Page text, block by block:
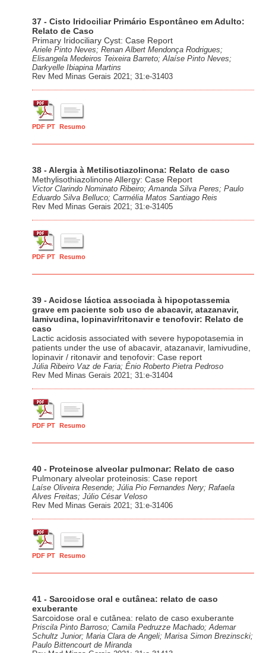
37 - Cisto Iridociliar Primário Espontâneo em Adulto:
Relato de Caso
Primary Iridociliary Cyst: Case Report
Ariele Pinto Neves; Renan Albert Mendonça Rodrigues;
Elisangela Medeiros Teixeira Barreto; Alaíse Pinto Neves;
Darkyelle Ibiapina Martins
Rev Med Minas Gerais 2021; 31:e-31403
PDF PT Resumo
38 - Alergia à Metilisotiazolinona: Relato de caso
Methylisothiazolinone Allergy: Case Report
Victor Clarindo Nominato Ribeiro; Amanda Silva Peres; Paulo
Eduardo Silva Belluco; Carmélia Matos Santiago Reis
Rev Med Minas Gerais 2021; 31:e-31405
PDF PT Resumo
39 - Acidose láctica associada à hipopotassemia
grave em paciente sob uso de abacavir, atazanavir,
lamivudina, lopinavir/ritonavir e tenofovir: Relato de
caso
Lactic acidosis associated with severe hypopotasemia in
patients under the use of abacavir, atazanavir, lamivudine,
lopinavir / ritonavir and tenofovir: Case report
Júlia Ribeiro Vaz de Faria; Ênio Roberto Pietra Pedroso
Rev Med Minas Gerais 2021; 31:e-31404
PDF PT Resumo
40 - Proteinose alveolar pulmonar: Relato de caso
Pulmonary alveolar proteinosis: Case report
Laíse Oliveira Resende; Júlia Pio Fernandes Nery; Rafaela
Alves Freitas; Júlio César Veloso
Rev Med Minas Gerais 2021; 31:e-31406
PDF PT Resumo
41 - Sarcoidose oral e cutânea: relato de caso
exuberante
Sarcoidose oral e cutânea: relato de caso exuberante
Priscila Pinto Barroso; Camila Pedruzze Machado; Ademar
Schultz Junior; Maria Clara de Angeli; Marisa Simon Brezinscki;
Paulo Bittencourt de Miranda